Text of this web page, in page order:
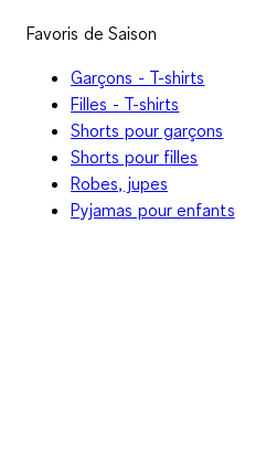
Favoris de Saison
Garçons - T-shirts
Filles - T-shirts
Shorts pour garçons
Shorts pour filles
Robes, jupes
Pyjamas pour enfants